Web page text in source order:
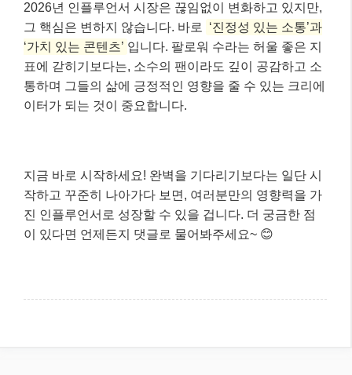
2026년 인플루언서 시장은 끊임없이 변화하고 있지만,
그 핵심은 변하지 않습니다. 바로
‘진정성 있는 소통’과
‘가치 있는 콘텐츠’ 입니다. 팔로워 수라는 허울 좋은 지
표에 갇히기보다는, 소수의 팬이라도 깊이 공감하고 소
통하며 그들의 삶에 긍정적인 영향을 줄 수 있는 크리에
이터가 되는 것이 중요합니다.
지금 바로 시작하세요! 완벽을 기다리기보다는 일단 시
작하고 꾸준히 나아가다 보면, 여러분만의 영향력을 가
진 인플루언서로 성장할 수 있을 겁니다. 더 궁금한 점
이 있다면 언제든지 댓글로 물어봐주세요~ 😊